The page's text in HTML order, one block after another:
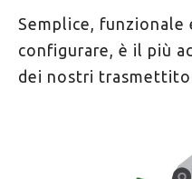
ITALIANO
Semplice, funzionale
configurare, è il più
dei nostri